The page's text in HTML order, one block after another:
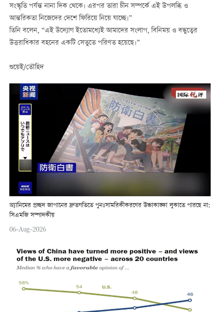
সংস্কৃতি পর্যন্ত নানা দিক থেকে। এরপর তারা চীন সম্পর্কে এই উপলব্ধি ও
আন্তরিকতা নিজেদের দেশে ফিরিয়ে নিয়ে যাচ্ছে।”
তিনি বলেন, “এই উদ্যোগ ইতোমধ্যেই আমাদের সংলাপ, বিনিময় ও বন্ধুত্বের
উত্তরাধিকার বহনের একটি সেতুতে পরিণত হয়েছে।”
শুয়েই/তৌহিদ
অ্যানিমের প্রচ্ছদ জাপানের দ্রুতগতিতে পুনঃসামরিকীকরণের উচ্চাকাঙ্ক্ষা লুকাতে পারছে না:
সিএমজি সম্পাদকীয়
06-Aug-2026